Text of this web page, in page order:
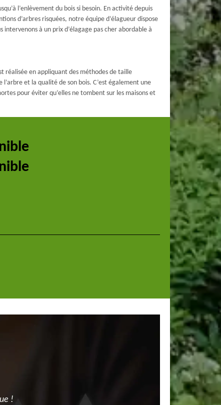
l’enlèvement du bois si besoin. En activité depuis
d’arbres risquées, notre équipe d’élagueur dispose
à un prix d’élagage pas cher abordable à
réalisée en appliquant des méthodes de taille
et la qualité de son bois. C’est également une
pour éviter qu’elles ne tombent sur les maisons et
!